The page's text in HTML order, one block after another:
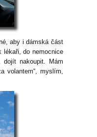
aby i dámská část
lékaři, do nemocnice
nakoupit. Mám
volantem“, myslím,